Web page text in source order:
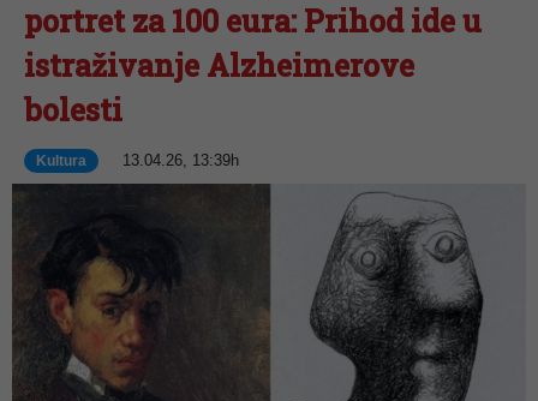
portret za 100 eura: Prihod ide u
istraživanje Alzheimerove
bolesti
Kultura 13.04.26, 13:39h